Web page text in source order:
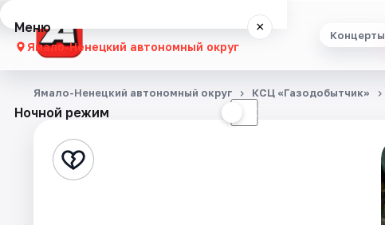
Концерты
Меню ×
Ямало-Ненецкий автономный округ
Концерты
События
Ночной режим ☾
Ямало-Ненецкий автономный округ КСЦ «Газодобытчик»